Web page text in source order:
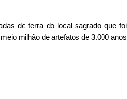
de terra do local sagrado que foi
milhão de artefatos de 3.000 anos